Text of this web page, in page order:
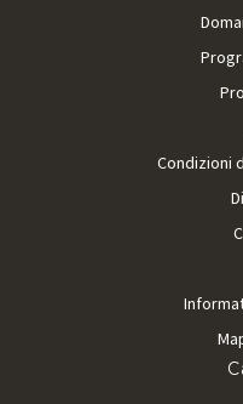
Condizioni